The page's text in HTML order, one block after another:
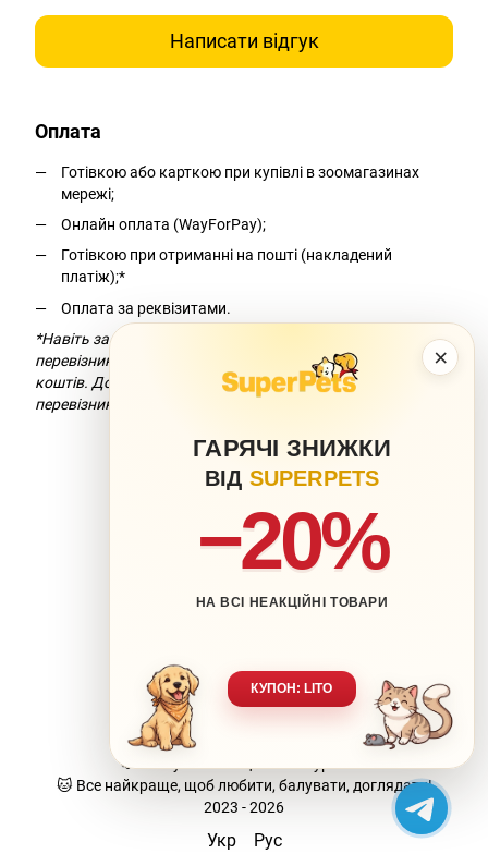
×
ГАРЯЧІ ЗНИЖКИ
ВІД SUPERPETS
−20%
НА ВСІ НЕАКЦІЙНІ ТОВАРИ
КУПОН: LITO
Написати відгук
Оплата
Готівкою або карткою при купівлі в зоомагазинах
мережі;
Онлайн оплата (WayForPay);
Готівкою при отриманні на пошті (накладений
платіж);*
Оплата за реквізитами.
*Навіть за умови безкоштовної доставки компанія-
перевізник додасть комісію за переказ
коштів. Докладніше можна дізнатися на сайті компанії-
перевізника.
063 217-20-99 066 707-11-17
Повна версія сайту
🐶 Ваш улюбленець-наша турбота.
🐱 Все найкраще, щоб любити, балувати, доглядати!
2023 - 2026
Укр Рус